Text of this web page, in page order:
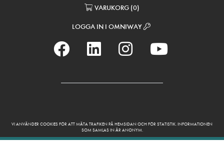
VARUKORG (0)
LOGGA IN I OMNIWAY
VI ANVÄNDER COOKIES FÖR ATT MÄTA TRAFIKEN PÅ HEMSIDAN OCH FÖR STATISTIK. INFORMATIONEN
SOM SAMLAS IN ÄR ANONYM.